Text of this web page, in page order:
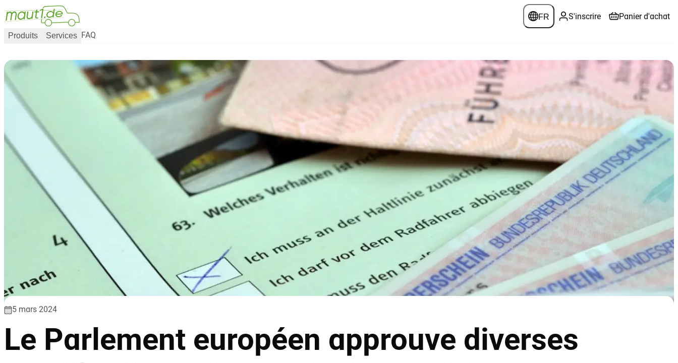
FR S'inscrire Panier d'achat
Produits Services FAQ
5 mars 2024
Le Parlement européen approuve diverses